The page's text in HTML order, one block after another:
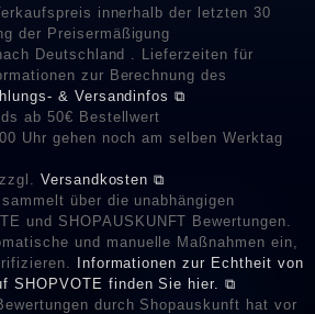
innerhalb der letzten 30
der Preisermäßigung
Deutschland . Lieferzeiten für
zur Berechnung des
& Versandinfos ⧉
ab 50€ Bestellwert
Uhr gehen noch am selben Werktag
Versandkosten ⧉
über die unabhängigen
und SHOPAUSKUNFT Bewertungen.
und manuelle Maßnahmen ein,
Informationen zur Echtheit von
SHOPVOTE finden Sie hier. ⧉
durch Shopauskunft hat vor